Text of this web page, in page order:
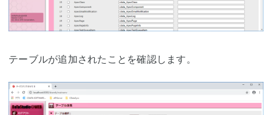
テーブルが追加されたことを確認します。